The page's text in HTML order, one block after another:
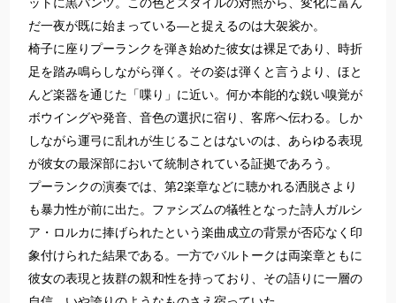
ットに黒パンツ。この色とスタイルの対照から、変化に富ん
だ一夜が既に始まっている―と捉えるのは大袈裟か。
椅子に座りプーランクを弾き始めた彼女は裸足であり、時折
足を踏み鳴らしながら弾く。その姿は弾くと言うより、ほと
んど楽器を通じた「喋り」に近い。何か本能的な鋭い嗅覚が
ボウイングや発音、音色の選択に宿り、客席へ伝わる。しか
しながら運弓に乱れが生じることはないのは、あらゆる表現
が彼女の最深部において統制されている証拠であろう。
プーランクの演奏では、第2楽章などに聴かれる洒脱さより
も暴力性が前に出た。ファシズムの犠牲となった詩人ガルシ
ア・ロルカに捧げられたという楽曲成立の背景が否応なく印
象付けられた結果である。一方でバルトークは両楽章ともに
彼女の表現と抜群の親和性を持っており、その語りに一層の